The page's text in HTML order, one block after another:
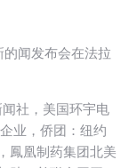
闻发布会在法拉
闻社，美国环宇电
业，侨团：纽约
鳳凰制药集团北美